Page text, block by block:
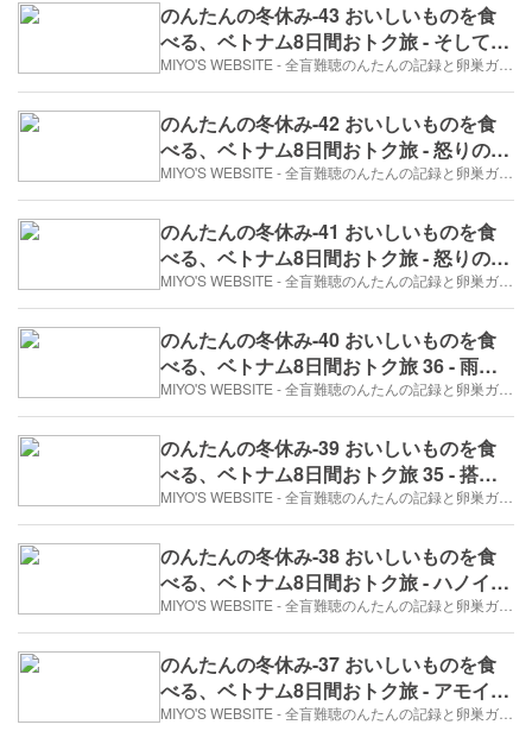
のんたんの冬休み-43 おいしいものを食
べる、ベトナム8日間おトク旅 - そして長
女も怒った（2017年12月27日/4日め）
のんたんの冬休み-42 おいしいものを食
べる、ベトナム8日間おトク旅 - 怒りのぼ
けタクシー（2017年12月27日/4日め）
のんたんの冬休み-41 おいしいものを食
べる、ベトナム8日間おトク旅 - 怒りのブ
ン・ボー・フエ（2017年12月27日/4日
め）
のんたんの冬休み-40 おいしいものを食
べる、ベトナム8日間おトク旅 36 - 雨の
フエを歩く（4日目）
のんたんの冬休み-39 おいしいものを食
べる、ベトナム8日間おトク旅 35 - 搭乗
ゲートで、バインミー（2017年12月27
日/4日め）
のんたんの冬休み-38 おいしいものを食
べる、ベトナム8日間おトク旅 - ハノイ空
港で、ティンさんとお別れ（4日目）
のんたんの冬休み-37 おいしいものを食
べる、ベトナム8日間おトク旅 - アモイの
思い出（3日目）